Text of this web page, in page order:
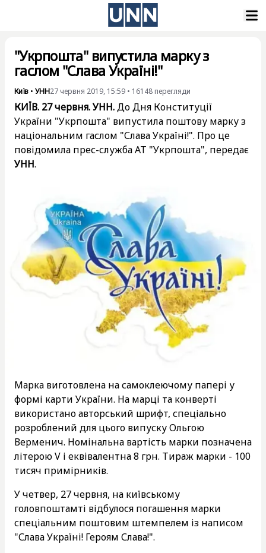
"Укрпошта" випустила марку з
гаслом "Слава Україні!"
Київ • УНН27 червня 2019, 15:59 • 16148 перегляди
КИЇВ. 27 червня. УНН.До Дня Конституції
України "Укрпошта" випустила поштову марку з
національним гаслом "Слава Україні!". Про це
повідомила прес-служба АТ "Укрпошта", передає
УНН.
Марка виготовлена на самоклеючому папері у
формі карти України. На марці та конверті
використано авторський шрифт, спеціально
розроблений для цього випуску Ольгою
Верменич. Номінальна вартість марки позначена
літерою V і еквівалентна 8 грн. Тираж марки - 100
тисяч примірників.
У четвер, 27 червня, на київському
головпоштамті відбулося погашення марки
спеціальним поштовим штемпелем із написом
"Слава Україні! Героям Слава!".